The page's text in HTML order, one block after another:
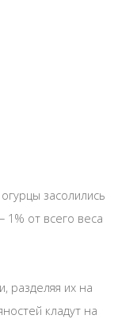
засолились
1% от всего веса
разделяя их на
кладут на